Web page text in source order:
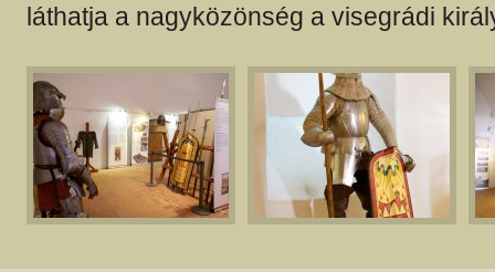
láthatja a nagyközönség a visegrádi